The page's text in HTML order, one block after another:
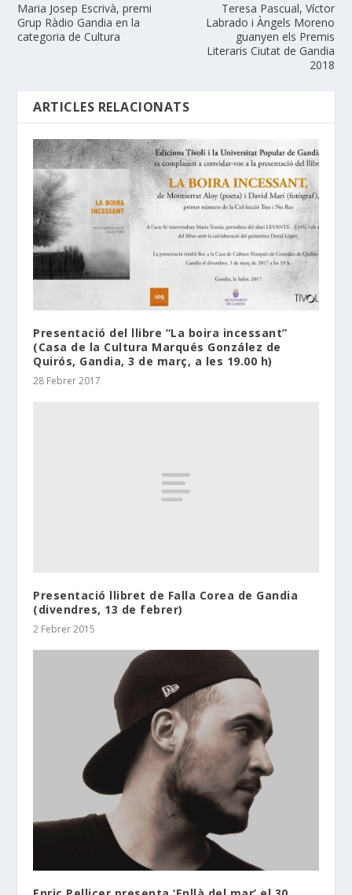
Maria Josep Escrivà, premi
Grup Ràdio Gandia en la
categoria de Cultura
Teresa Pascual, Víctor
Labrado i Àngels Moreno
guanyen els Premis
Literaris Ciutat de Gandia
2018
ARTICLES RELACIONATS
Presentació del llibre “La boira incessant”
(Casa de la Cultura Marqués González de
Quirós, Gandia, 3 de març, a les 19.00 h)
28 Febrer 2017
Presentació llibret de Falla Corea de Gandia
(divendres, 13 de febrer)
2 Febrer 2015